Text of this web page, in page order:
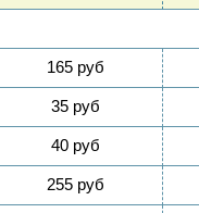
165 руб
35 руб
40 руб
255 руб